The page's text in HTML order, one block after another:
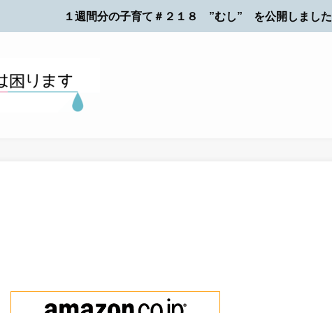
１週間分の子育て＃２１８ ”むし” を公開しました